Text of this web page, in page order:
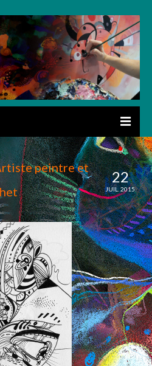
CHEMINS
22
JUIL. 2015
peintre et